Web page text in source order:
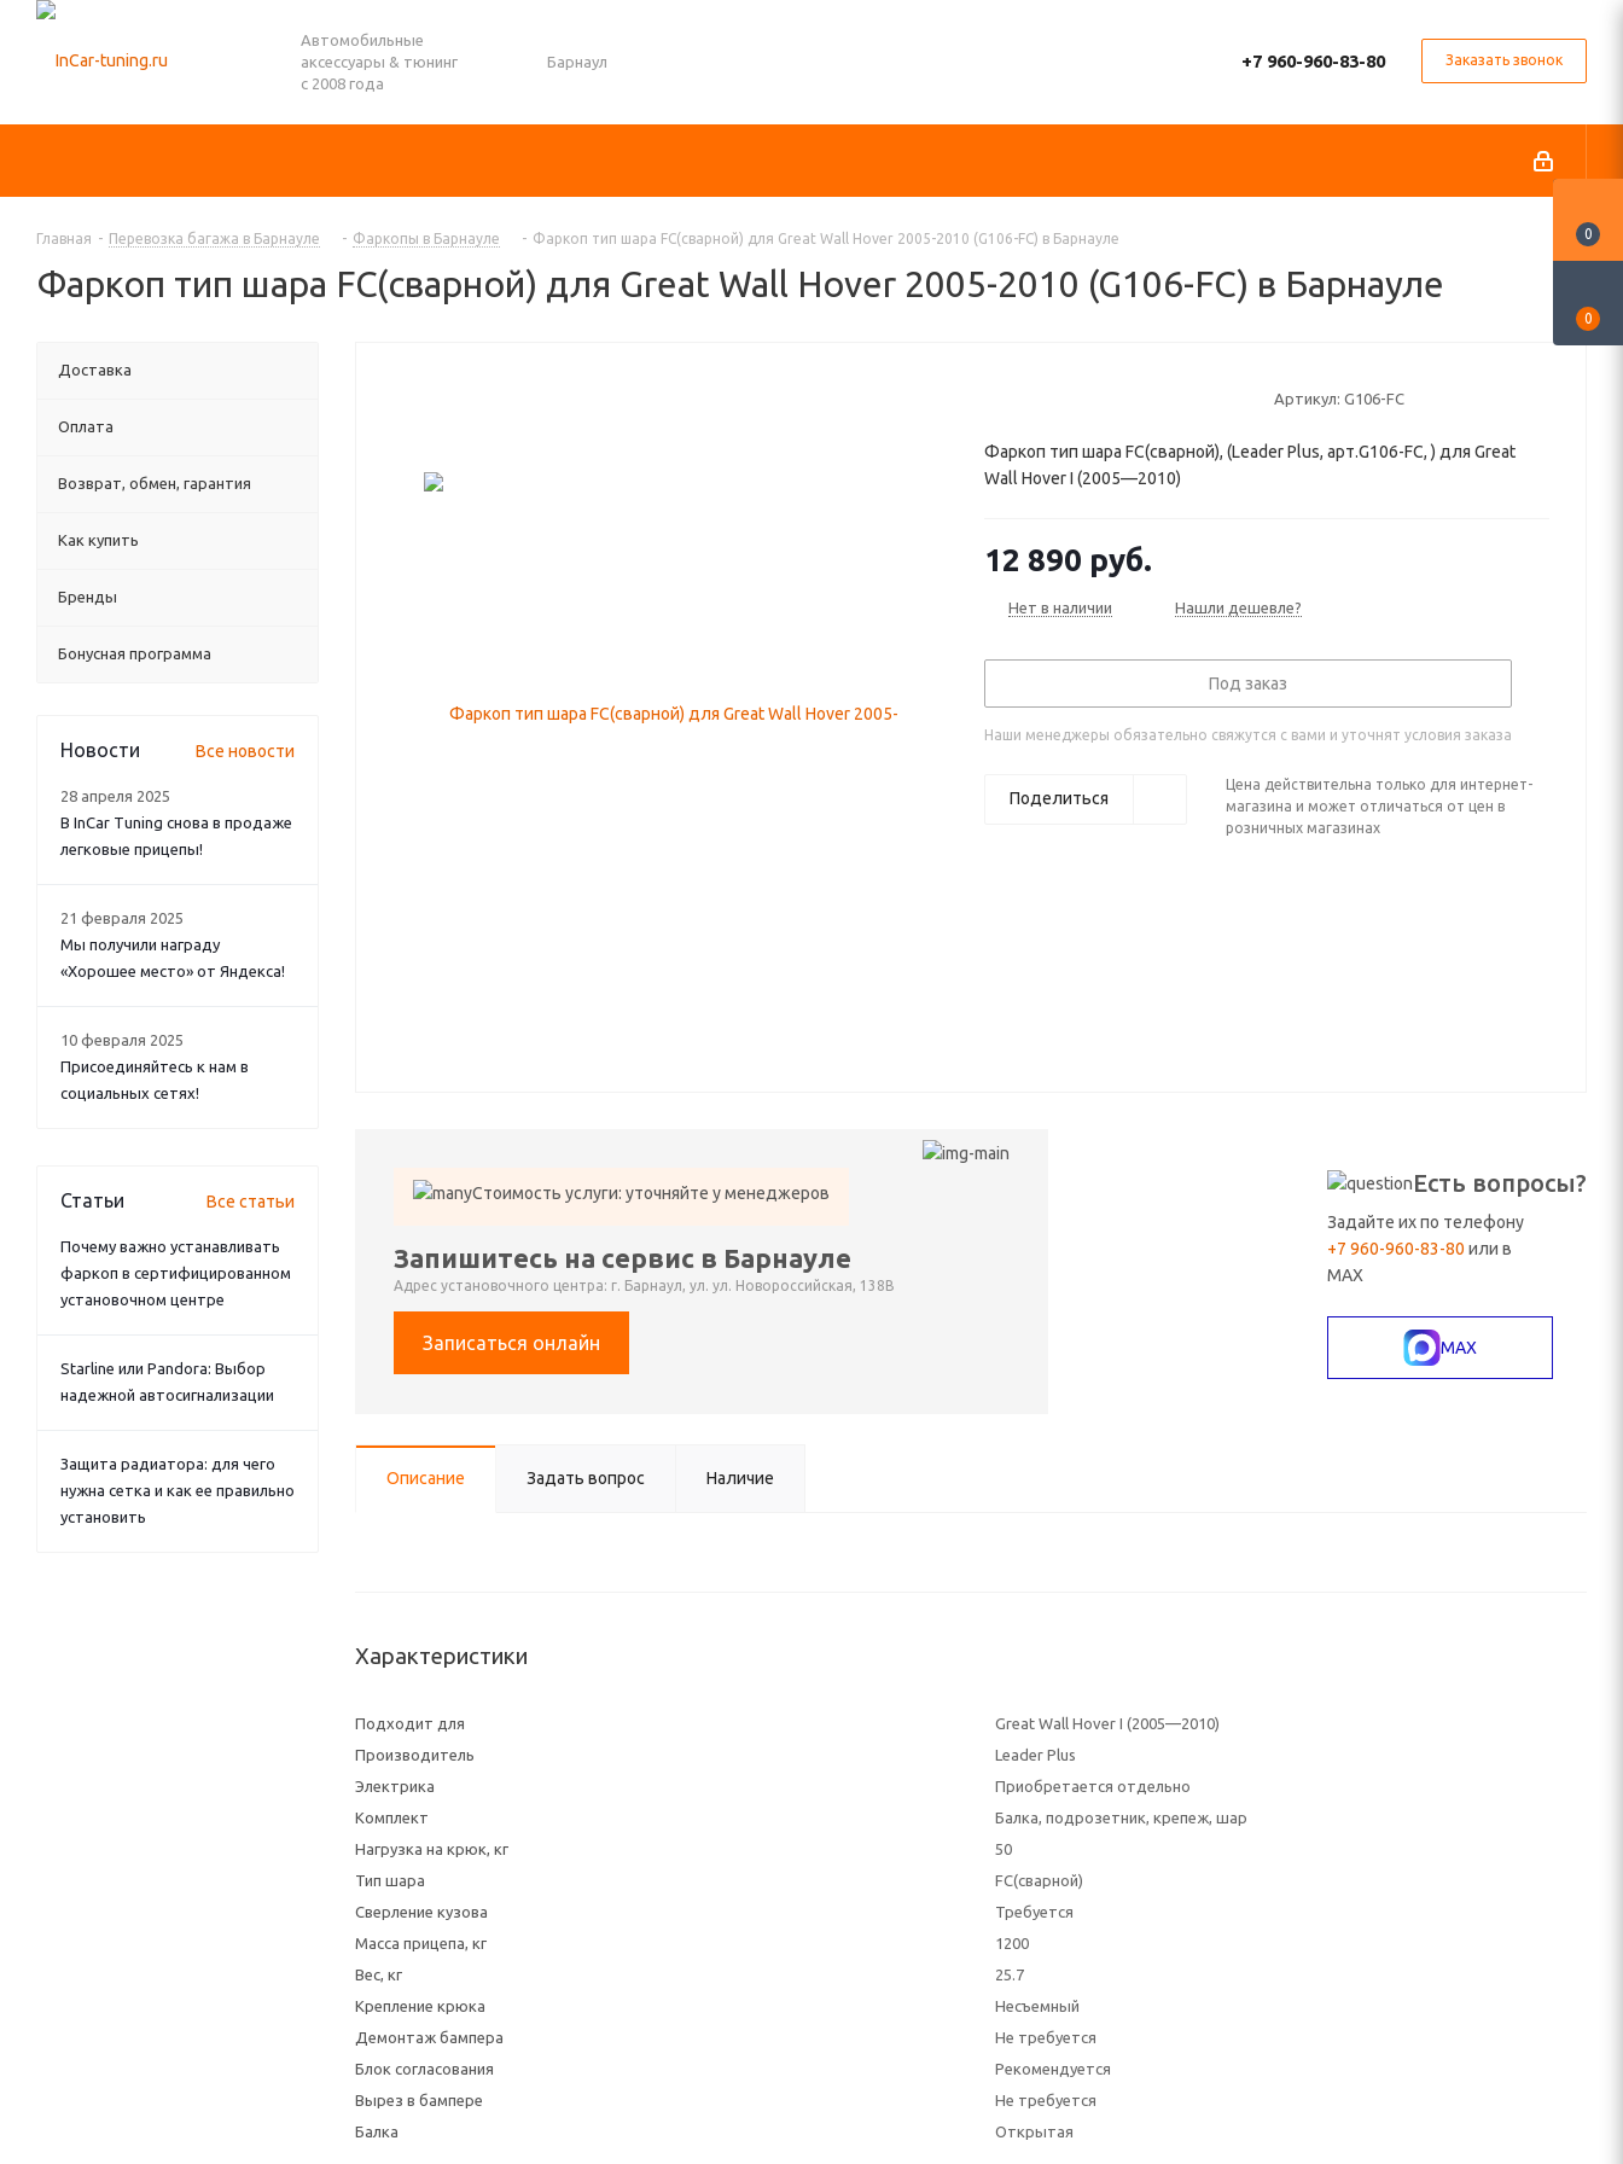
Автомобильные
аксессуары & тюнинг
с 2008 года
Барнаул +7 960-960-83-80 Заказать звонок
Главная - Перевозка багажа в Барнауле - Фаркопы в Барнауле - Фаркоп тип шара FC(сварной) для Great Wall Hover 2005-2010 (G106-FC) в Барнауле
Фаркоп тип шара FC(сварной) для Great Wall Hover 2005-2010 (G106-FC) в Барнауле
Артикул: G106-FC
Фаркоп тип шара FC(сварной), (Leader Plus, арт.G106-FC, ) для Great
Wall Hover I (2005—2010)
12 890 руб.
Нет в наличии Нашли дешевле?
Под заказ
Наши менеджеры обязательно свяжутся с вами и уточнят условия заказа
Поделиться
Цена действительна только для интернет-
магазина и может отличаться от цен в
розничных магазинах
Стоимость услуги: уточняйте у менеджеров
Запишитесь на сервис в Барнауле
Адрес установочного центра: г. Барнаул, ул. ул. Новороссийская, 138В
Записаться онлайн
Есть вопросы?
Задайте их по телефону
+7 960-960-83-80 или в
MAX
MAX
Описание Задать вопрос Наличие
Характеристики
Подходит для
Great Wall Hover I (2005—2010)
Производитель
Leader Plus
Электрика
Приобретается отдельно
Комплект
Балка, подрозетник, крепеж, шар
Нагрузка на крюк, кг
50
Тип шара
FC(сварной)
Сверление кузова
Требуется
Масса прицепа, кг
1200
Вес, кг
25.7
Крепление крюка
Несъемный
Демонтаж бампера
Не требуется
Блок согласования
Рекомендуется
Вырез в бампере
Не требуется
Балка
Открытая
Доставка
Оплата
Возврат, обмен, гарантия
Как купить
Бренды
Бонусная программа
Новости Все новости
28 апреля 2025
В InCar Tuning снова в продаже
легковые прицепы!
21 февраля 2025
Мы получили награду
«Хорошее место» от Яндекса!
10 февраля 2025
Присоединяйтесь к нам в
социальных сетях!
Статьи Все статьи
Почему важно устанавливать
фаркоп в сертифицированном
установочном центре
Starline или Pandora: Выбор
надежной автосигнализации
Защита радиатора: для чего
нужна сетка и как ее правильно
установить
0
0